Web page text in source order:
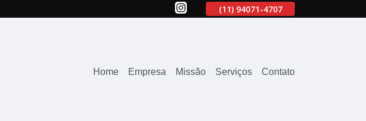
2645-2863 (11) 94071-4707
Home Empresa Missão Serviços Contato